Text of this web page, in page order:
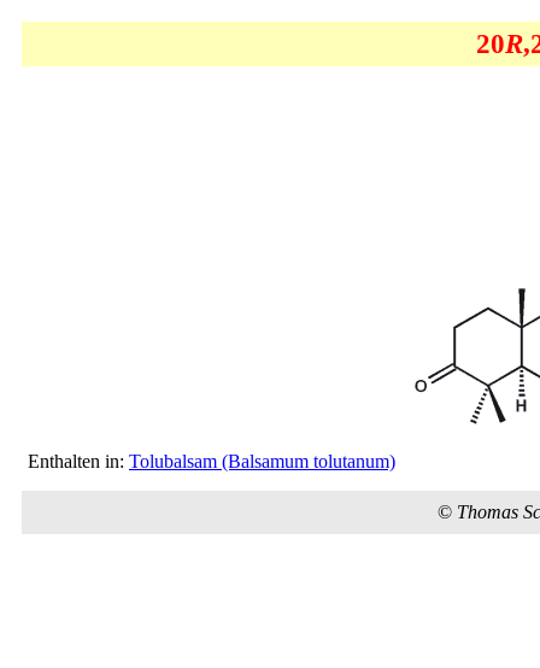
20R
Enthalten in: Tolubalsam (Balsamum tolutanum)
© Thomas